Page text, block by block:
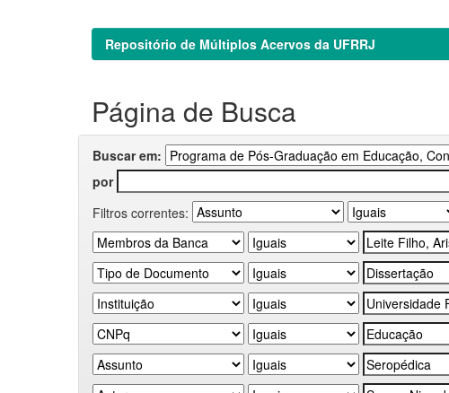
Repositório de Múltiplos Acervos da UFRRJ
Página de Busca
Buscar em:
por
Filtros correntes: